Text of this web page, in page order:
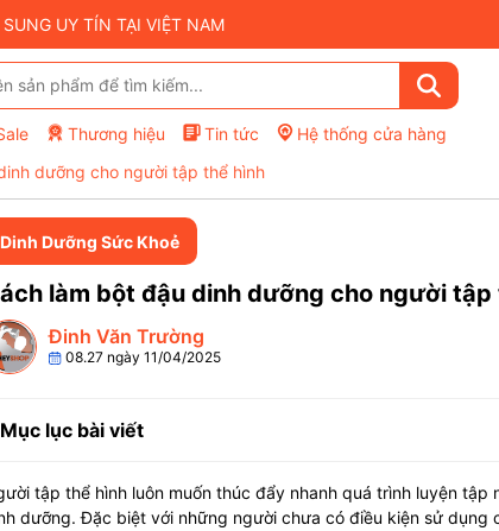
UY TÍN TẠI VIỆT NAM
Thương hiệu Tin tức Hệ thống cửa hàng
dưỡng cho người tập thể hình
Dinh Dưỡng Sức Khoẻ
làm bột đậu dinh dưỡng cho người tập
Đinh Văn Trường
08.27 ngày 11/04/2025
Mục lục bài viết
tập thể hình luôn muốn thúc đẩy nhanh quá trình luyện
dưỡng. Đặc biệt với những người chưa có điều kiện sử dụng